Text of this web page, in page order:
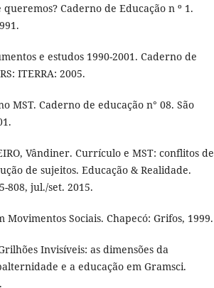
Caderno de Educação n º 1.
e estudos 1990-2001. Caderno de
ITERRA: 2005.
MST. Caderno de educação n° 08. São
Vândiner. Currículo e MST: conflitos de
de sujeitos. Educação & Realidade.
808, jul./set. 2015.
Sociais. Chapecó: Grifos, 1999.
Invisíveis: as dimensões da
e a educação em Gramsci.